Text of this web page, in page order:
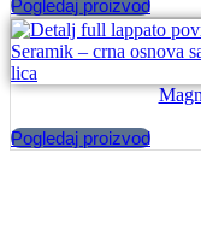
Pogledaj proizvod
Pogledaj proizvod